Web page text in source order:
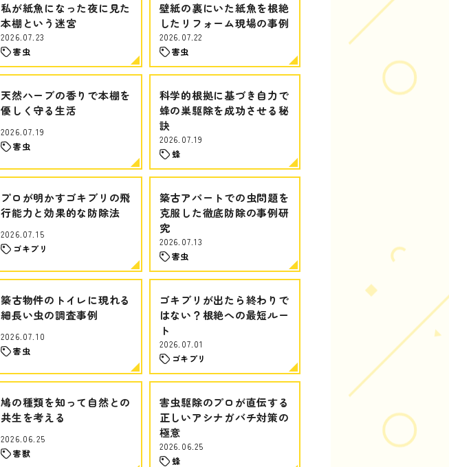
私が紙魚になった夜に見た
本棚という迷宮
2026.07.23
害虫
壁紙の裏にいた紙魚を根絶
したリフォーム現場の事例
2026.07.22
害虫
天然ハーブの香りで本棚を
優しく守る生活
2026.07.19
害虫
科学的根拠に基づき自力で
蜂の巣駆除を成功させる秘
訣
2026.07.19
蜂
プロが明かすゴキブリの飛
行能力と効果的な防除法
2026.07.15
ゴキブリ
築古アパートでの虫問題を
克服した徹底防除の事例研
究
2026.07.13
害虫
築古物件のトイレに現れる
細長い虫の調査事例
2026.07.10
害虫
ゴキブリが出たら終わりで
はない？根絶への最短ルー
ト
2026.07.01
ゴキブリ
鳩の種類を知って自然との
共生を考える
2026.06.25
害獣
害虫駆除のプロが直伝する
正しいアシナガバチ対策の
極意
2026.06.25
蜂